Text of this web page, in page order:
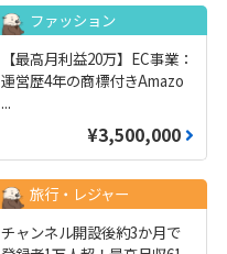
ファッション
【最高月利益20万】EC事業：
運営歴4年の商標付きAmazo
...
¥3,500,000
旅行・レジャー
チャンネル開設後約3か月で